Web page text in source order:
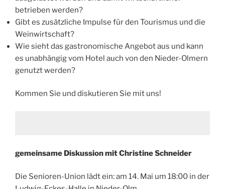
betrieben werden?
Gibt es zusätzliche Impulse für den Tourismus und die
Weinwirtschaft?
Wie sieht das gastronomische Angebot aus und kann
es unabhängig vom Hotel auch von den Nieder-Olmern
genutzt werden?
Kommen Sie und diskutieren Sie mit uns!
gemeinsame Diskussion mit Christine Schneider
Die Senioren-Union lädt ein: am 14. Mai um 18:00 in der